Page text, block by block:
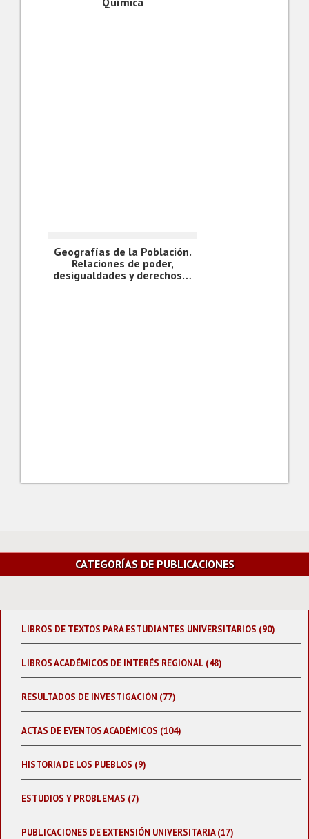
Geografías de la Población.
Relaciones de poder,
desigualdades y derechos…
CATEGORÍAS DE PUBLICACIONES
LIBROS DE TEXTOS PARA ESTUDIANTES UNIVERSITARIOS (90)
LIBROS ACADÉMICOS DE INTERÉS REGIONAL (48)
RESULTADOS DE INVESTIGACIÓN (77)
ACTAS DE EVENTOS ACADÉMICOS (104)
HISTORIA DE LOS PUEBLOS (9)
ESTUDIOS Y PROBLEMAS (7)
PUBLICACIONES DE EXTENSIÓN UNIVERSITARIA (17)